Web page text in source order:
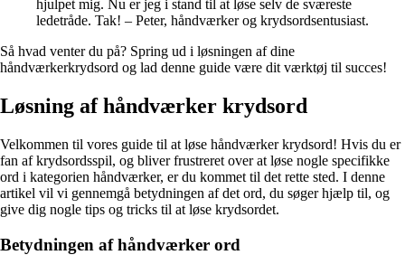
hjulpet mig. Nu er jeg i stand til at løse selv de sværeste
ledetråde. Tak! – Peter, håndværker og krydsordsentusiast.
Så hvad venter du på? Spring ud i løsningen af dine
håndværkerkrydsord og lad denne guide være dit værktøj til succes!
Løsning af håndværker krydsord
Velkommen til vores guide til at løse håndværker krydsord! Hvis du er
fan af krydsordsspil, og bliver frustreret over at løse nogle specifikke
ord i kategorien håndværker, er du kommet til det rette sted. I denne
artikel vil vi gennemgå betydningen af det ord, du søger hjælp til, og
give dig nogle tips og tricks til at løse krydsordet.
Betydningen af håndværker ord